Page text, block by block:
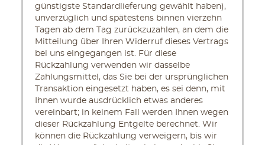
günstigste Standardlieferung gewählt haben),
unverzüglich und spätestens binnen vierzehn
Tagen ab dem Tag zurückzuzahlen, an dem die
Mitteilung über Ihren Widerruf dieses Vertrags
bei uns eingegangen ist. Für diese
Rückzahlung verwenden wir dasselbe
Zahlungsmittel, das Sie bei der ursprünglichen
Transaktion eingesetzt haben, es sei denn, mit
Ihnen wurde ausdrücklich etwas anderes
vereinbart; in keinem Fall werden Ihnen wegen
dieser Rückzahlung Entgelte berechnet. Wir
können die Rückzahlung verweigern, bis wir